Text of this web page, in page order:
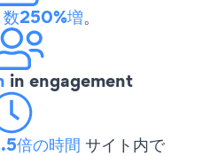
数250%増。
in engagement
倍の時間 サイト内で